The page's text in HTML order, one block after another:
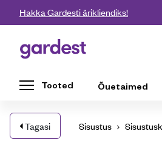
Liigu edasi põhisisu juurde
Hakka Gardesti ärikliendiks!
Gardest
Tooted Õuetaimed
Tagasi Sisustus